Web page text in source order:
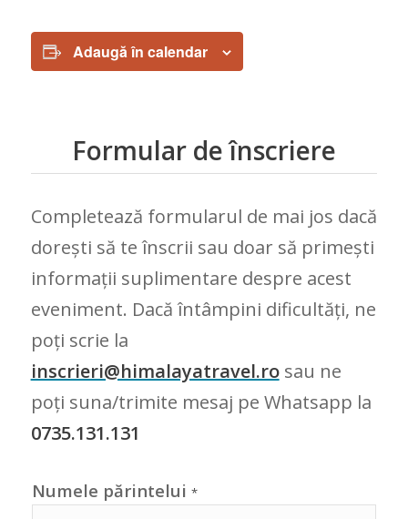
Adaugă în calendar
Formular de înscriere
Completează formularul de mai jos dacă
dorești să te înscrii sau doar să primești
informații suplimentare despre acest
eveniment. Dacă întâmpini dificultăți, ne
poți scrie la
inscrieri@himalayatravel.rosau ne
poți suna/trimite mesaj pe Whatsapp la
0735.131.131
Numele părintelui *